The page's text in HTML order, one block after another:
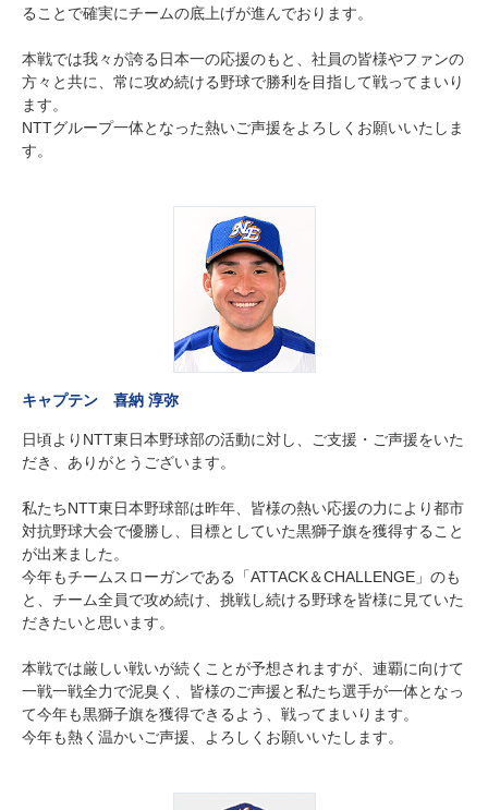
ることで確実にチームの底上げが進んでおります。
本戦では我々が誇る日本一の応援のもと、社員の皆様やファンの
方々と共に、常に攻め続ける野球で勝利を目指して戦ってまいり
ます。
NTTグループ一体となった熱いご声援をよろしくお願いいたしま
す。
キャプテン 喜納 淳弥
日頃よりNTT東日本野球部の活動に対し、ご支援・ご声援をいた
だき、ありがとうございます。
私たちNTT東日本野球部は昨年、皆様の熱い応援の力により都市
対抗野球大会で優勝し、目標としていた黒獅子旗を獲得すること
が出来ました。
今年もチームスローガンである「ATTACK＆CHALLENGE」のも
と、チーム全員で攻め続け、挑戦し続ける野球を皆様に見ていた
だきたいと思います。
本戦では厳しい戦いが続くことが予想されますが、連覇に向けて
一戦一戦全力で泥臭く、皆様のご声援と私たち選手が一体となっ
て今年も黒獅子旗を獲得できるよう、戦ってまいります。
今年も熱く温かいご声援、よろしくお願いいたします。